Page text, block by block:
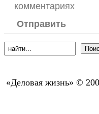
комментариях
Отправить
«Деловая жизнь» ©